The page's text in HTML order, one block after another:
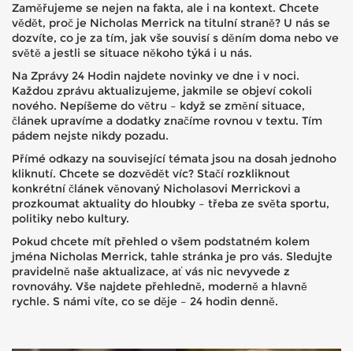
Zaměřujeme se nejen na fakta, ale i na kontext. Chcete
vědět, proč je Nicholas Merrick na titulní straně? U nás se
dozvíte, co je za tím, jak vše souvisí s děním doma nebo ve
světě a jestli se situace někoho týká i u nás.
Na Zprávy 24 Hodin najdete novinky ve dne i v noci.
Každou zprávu aktualizujeme, jakmile se objeví cokoli
nového. Nepíšeme do větru – když se změní situace,
článek upravíme a dodatky značíme rovnou v textu. Tím
pádem nejste nikdy pozadu.
Přímé odkazy na související témata jsou na dosah jednoho
kliknutí. Chcete se dozvědět víc? Stačí rozkliknout
konkrétní článek věnovaný Nicholasovi Merrickovi a
prozkoumat aktuality do hloubky – třeba ze světa sportu,
politiky nebo kultury.
Pokud chcete mít přehled o všem podstatném kolem
jména Nicholas Merrick, tahle stránka je pro vás. Sledujte
pravidelně naše aktualizace, ať vás nic nevyvede z
rovnováhy. Vše najdete přehledně, moderně a hlavně
rychle. S námi víte, co se děje – 24 hodin denně.